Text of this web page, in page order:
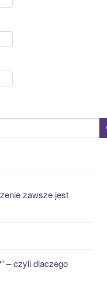
zawsze jest
– czyli dlaczego